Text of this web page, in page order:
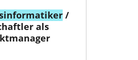
/
als